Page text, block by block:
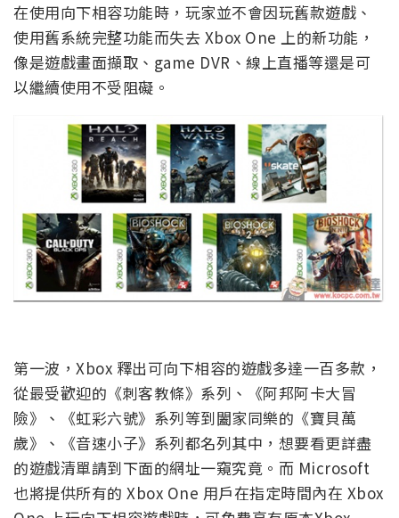
在使用向下相容功能時，玩家並不會因玩舊款遊戲、
使用舊系統完整功能而失去 Xbox One 上的新功能，
像是遊戲畫面擷取、game DVR、線上直播等還是可
以繼續使用不受阻礙。
第一波，Xbox 釋出可向下相容的遊戲多達一百多款，
從最受歡迎的《刺客教條》系列、《阿邦阿卡大冒
險》、《虹彩六號》系列等到闔家同樂的《寶貝萬
歲》、《音速小子》系列都名列其中，想要看更詳盡
的遊戲清單請到下面的網址一窺究竟。而 Microsoft
也將提供所有的 Xbox One 用戶在指定時間內在 Xbox